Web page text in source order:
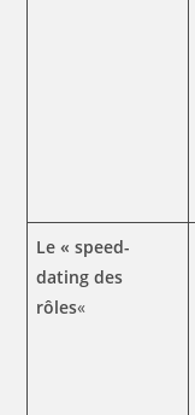
Le « speed-
dating des
rôles«